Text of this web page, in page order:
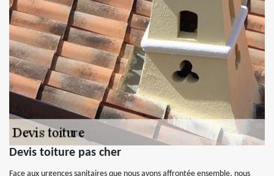
Devis toiture pas cher
Face aux urgences sanitaires que nous avons affrontée ensemble, nous